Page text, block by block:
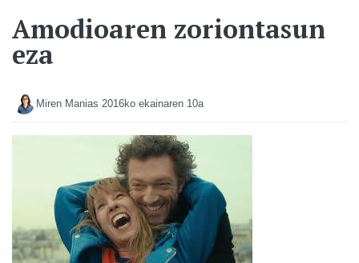
Amodioaren zoriontasun
eza
Miren Manias 2016ko ekainaren 10a